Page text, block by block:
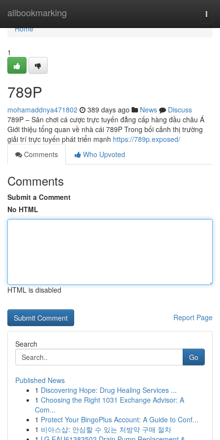
allbookmarking
Home
Home
1
789P
mohamaddnya471802 389 days ago News
Discuss
789P – Sân chơi cá cược trực tuyến đẳng cấp hàng đầu châu Á
Giới thiệu tổng quan về nhà cái 789P Trong bối cảnh thị trường
giải trí trực tuyến phát triển mạnh https://789p.exposed/
Comments
Who Upvoted
Comments
Submit a Comment
No HTML
HTML is disabled
Report Page
Search
Go
Published News
1 Discovering Hope: Drug Healing Services ...
1 Choosing the Right 1031 Exchange Advisor: A
Com...
1 Protect Your BingoPlus Account: A Guide to Conf...
1 비아스샵: 안심할 수 있는 처방약 구매 절차